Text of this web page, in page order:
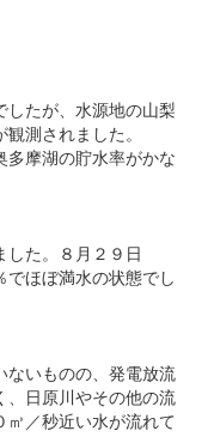
したが、水源地の山梨
測されました。
多摩湖の貯水率がかな
た。８月２９日
でほぼ満水の状態でし
ないものの、発電放流
、日原川やその他の流
／秒近い水が流れて